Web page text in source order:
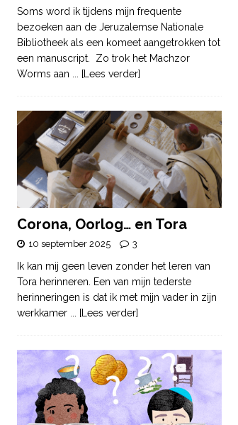
Soms word ik tijdens mijn frequente
bezoeken aan de Jeruzalemse Nationale
Bibliotheek als een komeet aangetrokken tot
een manuscript. Zo trok het Machzor
Worms aan ... [Lees verder]
Corona, Oorlog… en Tora
10 september 2025 3
Ik kan mij geen leven zonder het leren van
Tora herinneren. Een van mijn tederste
herinneringen is dat ik met mijn vader in zijn
werkkamer ... [Lees verder]